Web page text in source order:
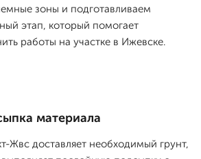
зоны и подготавливаем
этап, который помогает
работы на участке в Ижевске.
материала
Жвс доставляет необходимый грунт,